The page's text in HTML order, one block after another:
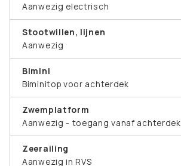
Aanwezig electrisch
Stootwillen, lijnen
Aanwezig
Bimini
Biminitop voor achterdek
Zwemplatform
Aanwezig - toegang vanaf achterdek
Zeerailing
Aanwezig in RVS